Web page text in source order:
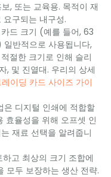
, 또는 교육용. 목적이 재
구되는 내구성.
드 크기 (예를 들어, 63
반적으로 사용됩니다,
절한 크기로 인해 슬리
, 및 진열대. 우리의 상세
레이딩 카드 사이즈 가이
은 디지털 인쇄에 적합할
효율성을 위해 오프셋 인
재료 선택을 알려줍니
고 최상의 크기 조합에
모두 보장하는 생산 전략.